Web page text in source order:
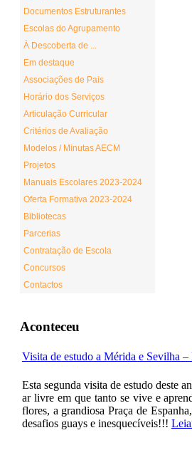
Documentos Estruturantes
Escolas do Agrupamento
À Descoberta de ...
Em destaque
Associações de Pais
Horário dos Serviços
Articulação Curricular
Critérios de Avaliação
Modelos / Minutas AECM
Projetos
Manuais Escolares 2023-2024
Oferta Formativa 2023-2024
Bibliotecas
Parcerias
Contratação de Escola
Concursos
Contactos
Aconteceu
Visita de estudo a Mérida e Sevilha
Esta segunda visita de estudo deste
ar livre em que tanto se vive e
flores, a grandiosa Praça de
desafios guays e inesquecíveis!!!